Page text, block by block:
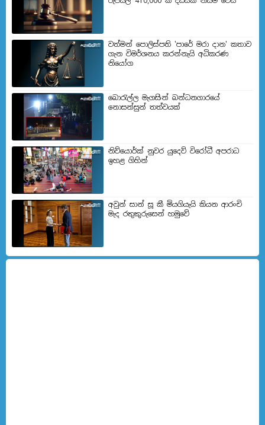
වත්මන් පොලිස්පති 'පාරේ මරා දාන' කතාව
ගැන විමර්ශනය කරන්නැයි අධිකරණ
නියෝග
බොරැල්ල මැගසින් බන්ධනගාරයේ
නොසන්සුන් තත්වයක්
නිව්යොර්ක් නුවර යුදෙව් විරෝධී අපරාධ
ඉහළ ගිහින්
අවුන් සාන් සූ කී මියගියැයි කියන ආරංචි
මැද රතුකුරුසෙන් හමුවේ